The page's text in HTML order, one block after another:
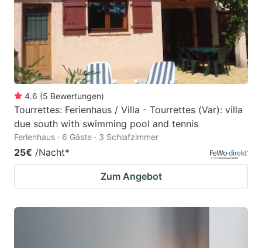
4.6 (5 Bewertungen)
Tourrettes: Ferienhaus / Villa - Tourrettes (Var): villa
due south with swimming pool and tennis
Ferienhaus · 6 Gäste · 3 Schlafzimmer
25€ /Nacht*
Zum Angebot